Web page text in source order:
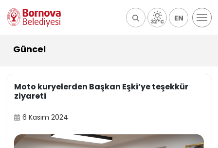
32°C EN
Güncel
Moto kuryelerden Başkan Eşki’ye teşekkür
ziyareti
6 Kasım 2024